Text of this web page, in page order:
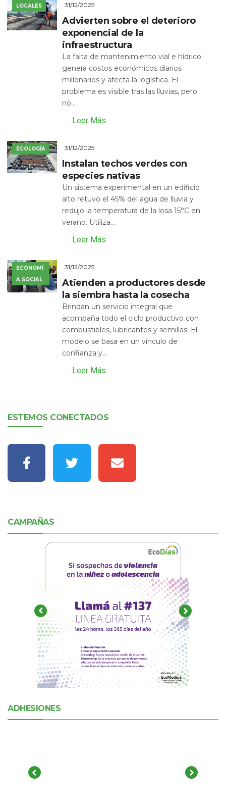
LOCALES 31/12/2025
Advierten sobre el deterioro
exponencial de la
infraestructura
La falta de mantenimiento vial e hídrico
genera costos económicos diarios
millonarios y afecta la logística. El
problema es visible tras las lluvias, pero
no...
Leer Más
ECOLOGÍA 31/12/2025
Instalan techos verdes con
especies nativas
Un sistema experimental en un edificio
alto retuvo el 45% del agua de lluvia y
redujo la temperatura de la losa 15°C en
verano. Utiliza...
Leer Más
ECONOMÍ
A SOCIAL
31/12/2025
Atienden a productores desde
la siembra hasta la cosecha
Brindan un servicio integral que
acompaña todo el ciclo productivo con
combustibles, lubricantes y semillas. El
modelo se basa en un vínculo de
confianza y...
Leer Más
ESTEMOS CONECTADOS
CAMPAÑAS
ADHESIONES